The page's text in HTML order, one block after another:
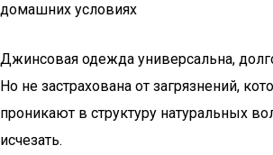
домашних условиях
Джинсовая одежда универсальна,
Но не застрахована от загрязнений,
проникают в структуру натуральных
исчезать.